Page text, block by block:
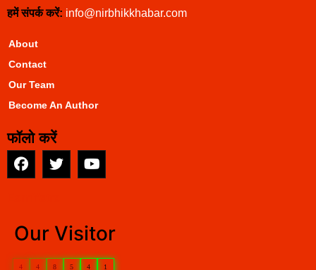
हमें संपर्क करें: info@nirbhikkhabar.com
About
Contact
Our Team
Become An Author
फॉलो करें
Our Visitor
4 4 8 5 4 1